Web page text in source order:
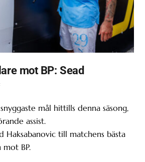
mot BP: Sead
mål hittills denna säsong,
assist.
Haksabanovic till matchens bästa
mot BP.